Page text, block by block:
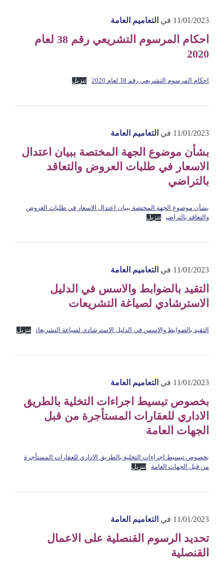
11/01/2023 في التعاميم العامة
احكام المرسوم التشريعي رقم 38 لعام
2020
احكام المرسوم التشريعي رقم 38 لعام 2020 تنزيل
11/01/2023 في التعاميم العامة
بشأن موضوع الجهة المختصة ببيان اعتدال
الاسعار في طلبات العروض والتعاقد
بالتراضي
بشأن موضوع الجهة المختصة ببيان اعتدال الاسعار في طلبات العروض
والتعاقد بالتراضي
تنزيل
11/01/2023 في التعاميم العامة
التقيد بالضوابط والاسس في الدليل
الاسترشادي لصياغة التشريعات
التقيد بالضوابط والاسس في الدليل الاسترشادي لصياغة التشريعات تنزيل
11/01/2023 في التعاميم العامة
بخصوص تبسيط اجراءات التخلية بالطريق
الاداري للعقارات المستأجرة من قبل
الجهات العامة
بخصوص تبسيط اجراءات التخلية بالطريق الاداري للعقارات المستأجرة
من قبل الجهات العامة
تنزيل
11/01/2023 في التعاميم العامة
تحديد الرسوم القنصلية على الاعمال
القنصلية